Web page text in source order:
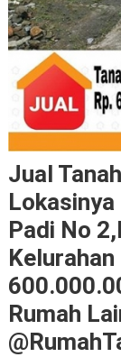
Jual
Lokasinya
Padi No
Rumah